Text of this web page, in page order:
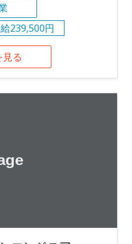
239,500円
る